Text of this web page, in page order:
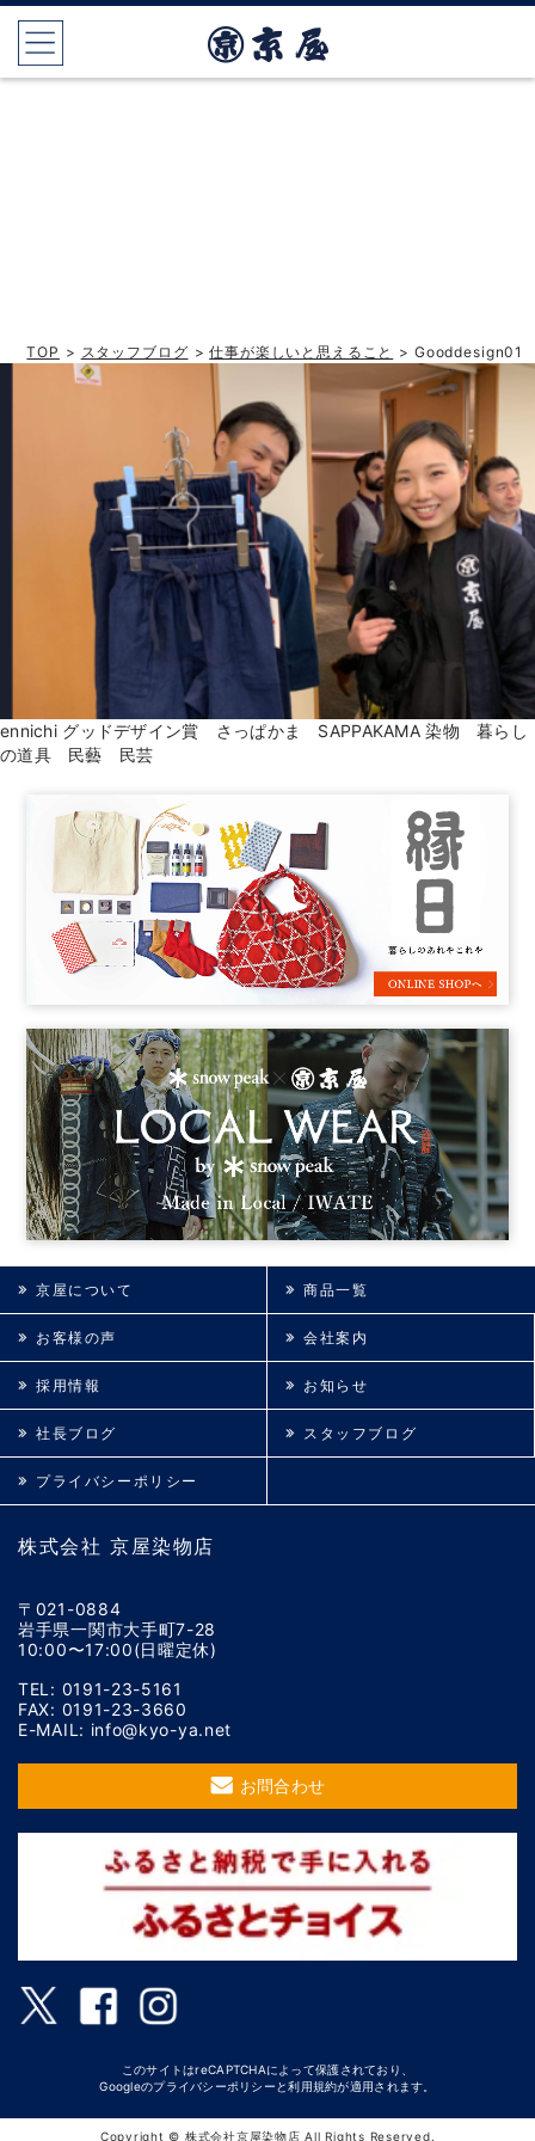
TOP > スタッフブログ >仕事が楽しいと思えること > Gooddesign01
ennichi グッドデザイン賞 さっぱかま SAPPAKAMA 染物 暮らし
の道具 民藝 民芸
株式会社 京屋染物店
〒021-0884
岩手県一関市大手町7-28
10:00〜17:00(日曜定休)
TEL: 0191-23-5161
FAX: 0191-23-3660
E-MAIL: info@kyo-ya.net
お問合わせ
京屋について 商品一覧
お客様の声 会社案内
採用情報 お知らせ
社長ブログ スタッフブログ
プライバシーポリシー
このサイトはreCAPTCHAによって保護されており、
Googleのプライバシーポリシー と利用規約が適用されます。
Copyright © 株式会社京屋染物店 All Rights Reserved.